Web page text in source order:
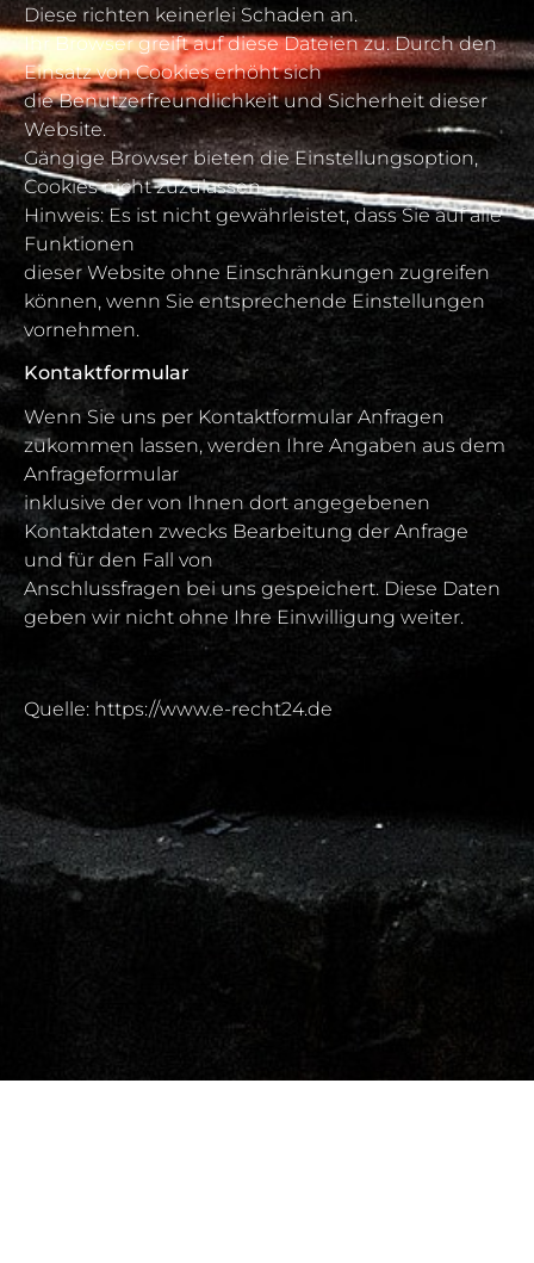
Diese richten keinerlei Schaden an.
Ihr Browser greift auf diese Dateien zu. Durch den
Einsatz von Cookies erhöht sich
die Benutzerfreundlichkeit und Sicherheit dieser
Website.
Gängige Browser bieten die Einstellungsoption,
Cookies nicht zuzulassen.
Hinweis: Es ist nicht gewährleistet, dass Sie auf alle
Funktionen
dieser Website ohne Einschränkungen zugreifen
können, wenn Sie entsprechende Einstellungen
vornehmen.
Kontaktformular
Wenn Sie uns per Kontaktformular Anfragen
zukommen lassen, werden Ihre Angaben aus dem
Anfrageformular
inklusive der von Ihnen dort angegebenen
Kontaktdaten zwecks Bearbeitung der Anfrage
und für den Fall von
Anschlussfragen bei uns gespeichert. Diese Daten
geben wir nicht ohne Ihre Einwilligung weiter.
Quelle: https://www.e-recht24.de